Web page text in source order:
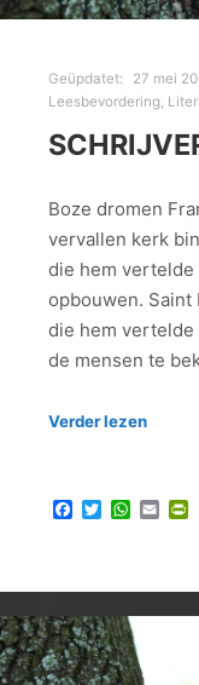
Geüpdatet: 27 mei
Leesbevordering
Boze dromen
vervallen kerk
die hem
opbouwen. Saint
die hem vertelde
de mensen te
Verder lezen
Facebook
Twitter Email